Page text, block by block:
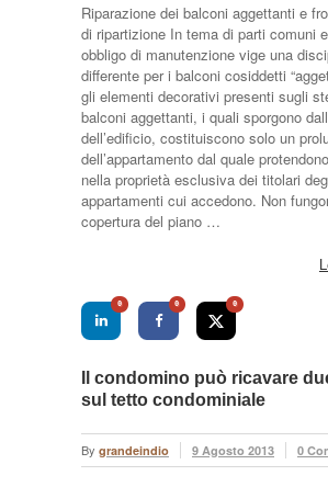
Riparazione dei balconi aggettanti e
di ripartizione In tema di parti comuni
obbligo di manutenzione vige una
differente per i balconi cosiddetti
gli elementi decorativi presenti sugli
balconi aggettanti, i quali sporgono
dell’edificio, costituiscono solo un
dell’appartamento dal quale
nella proprietà esclusiva dei titolari
appartamenti cui accedono. Non
copertura del piano …
0 0 0
Il condomino può ricavare
sul tetto condominiale
By grandeindio 9 Agosto 2013 0